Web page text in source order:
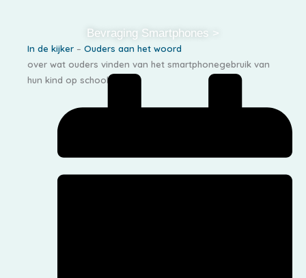
Bevraging Smartphones >
In de kijker – Ouders aan het woord
over wat ouders vinden van het smartphonegebruik van
hun kind op school